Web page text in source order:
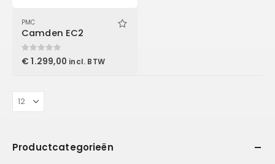
PMC
Camden EC2
0out of 5
€ 1.299,00 incl. BTW
Productcategorieën